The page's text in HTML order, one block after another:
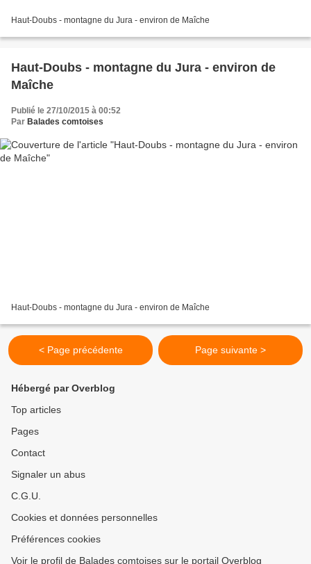
Haut-Doubs - montagne du Jura - environ de Maîche
Haut-Doubs - montagne du Jura - environ de
Maîche
Publié le 27/10/2015 à 00:52
Par Balades comtoises
Haut-Doubs - montagne du Jura - environ de Maîche
< Page précédente Page suivante >
Hébergé par Overblog
Top articles
Pages
Contact
Signaler un abus
C.G.U.
Cookies et données personnelles
Préférences cookies
Voir le profil de Balades comtoises sur le portail Overblog